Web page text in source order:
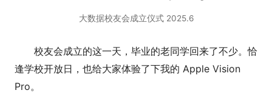
大数据校友会成立仪式 2025.6
校友会成立的这一天，毕业的老同学回来了不少。恰
逢学校开放日，也给大家体验了下我的 Apple Vision
Pro。